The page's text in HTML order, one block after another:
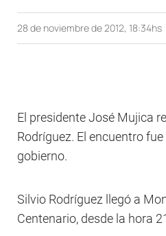
28 de noviembre de 2012, 18:34hs
El presidente José Mujica
Rodríguez. El encuentro
gobierno.
Silvio Rodríguez llegó a
Centenario, desde la hora